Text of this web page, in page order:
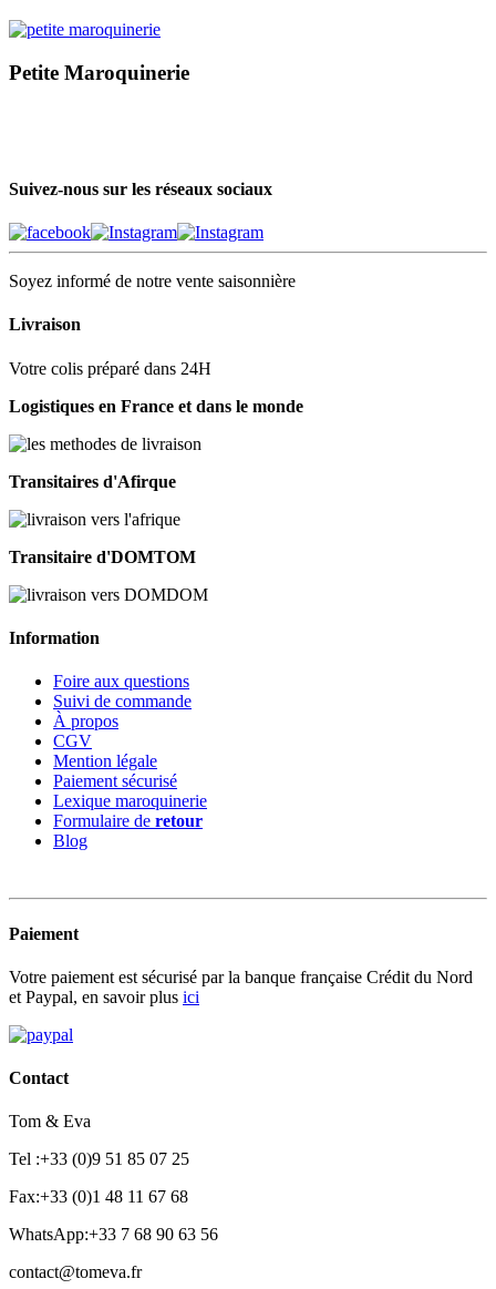
Petite Maroquinerie
Suivez-nous sur les réseaux sociaux
Soyez informé de notre vente saisonnière
Livraison
Votre colis préparé dans 24H
Logistiques en France et dans le monde
Transitaires d'Afirque
Transitaire d'DOMTOM
Information
Foire aux questions
Suivi de commande
À propos
CGV
Mention légale
Paiement sécurisé
Lexique maroquinerie
Formulaire de retour
Blog
Paiement
Votre paiement est sécurisé par la banque française Crédit du Nord
et Paypal, en savoir plus ici
Contact
Tom & Eva
Tel :+33 (0)9 51 85 07 25
Fax:+33 (0)1 48 11 67 68
WhatsApp:+33 7 68 90 63 56
contact@tomeva.fr